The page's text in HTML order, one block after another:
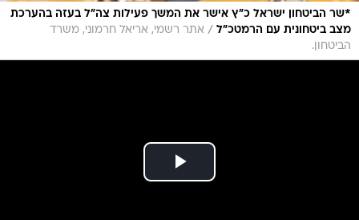
*שר הביטחון ישראל כ"ץ אישר את המשך פעילות צה"ל בעזה בהערכת
מצב ביטחונית עם הרמטכ"ל / אתר רשמי, אריאל חרמוני, משרד
הביטחון.